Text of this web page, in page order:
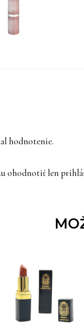
hodnotenie.
ohodnotiť len